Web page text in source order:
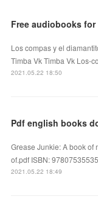
Free audiobooks
Los compas y el
Timba Vk Timba Vk Los-
2021.05.22 18:50
Pdf english books
Grease Junkie: A book of
of.pdf ISBN:
2021.05.22 18:49